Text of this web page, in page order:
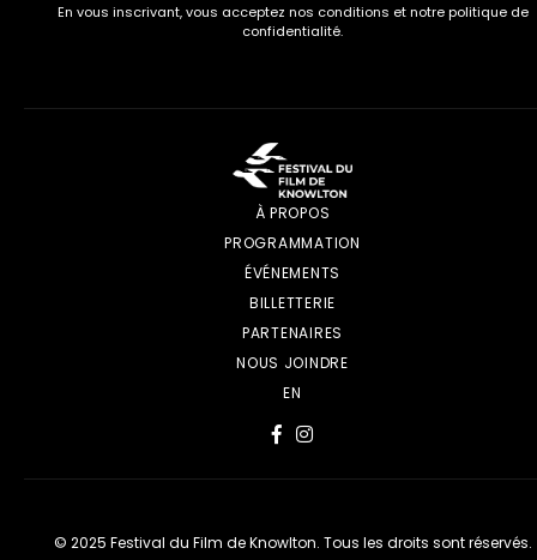
En vous inscrivant, vous acceptez nos conditions et notre politique de
confidentialité.
À PROPOS
PROGRAMMATION
ÉVÉNEMENTS
BILLETTERIE
PARTENAIRES
NOUS JOINDRE
EN
© 2025 Festival du Film de Knowlton. Tous les droits sont réservés.